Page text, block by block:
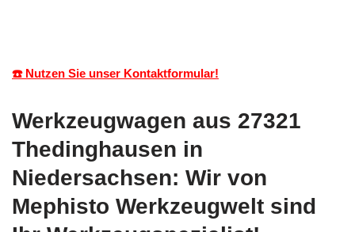
☎️ Nutzen Sie unser Kontaktformular!
Werkzeugwagen aus 27321
Thedinghausen in
Niedersachsen: Wir von
Mephisto Werkzeugwelt sind